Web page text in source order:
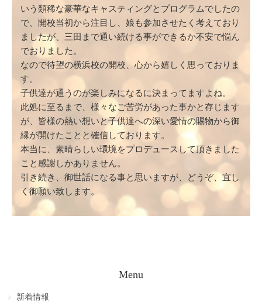
いう類稀な豪華なキャスティングとプログラムでしたの
で、開校当初から注目し、娘も参加させたく考えており
ましたが、三田まで通い続ける事ができるか不安で悩ん
でおりました。
なので待望の横浜校の開校、心から嬉しく思っておりま
す。
子供達が通うのが楽しみになるに決まってますよね。
此処に至るまで、様々なご苦労があった事かと存じます
が、皆様の熱い想いと子供達への深い愛情の賜物から御
縁が開けたことと確信しております。
本当に、素晴らしい環境をプロデュースして頂きました
こと感謝しかありません。
引き続き、御世話になる事と思いますが、どうぞ、宜し
く御願い致します。
Menu
新着情報